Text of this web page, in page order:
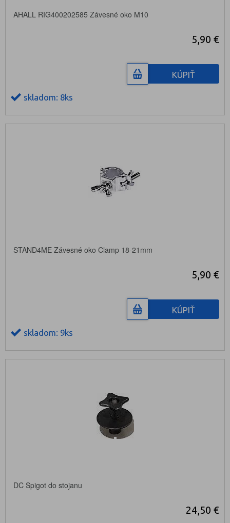
AHALL RIG400202585 Závesné oko M10
5,90 €
KÚPIŤ
skladom: 8ks
STAND4ME Závesné oko Clamp 18-21mm
5,90 €
KÚPIŤ
skladom: 9ks
DC Spigot do stojanu
24,50 €